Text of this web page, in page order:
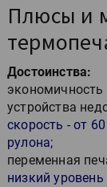
Плюсы и
Достоинства:
экономичность
устройства
скорость - от
рулона;
переменная
низкий